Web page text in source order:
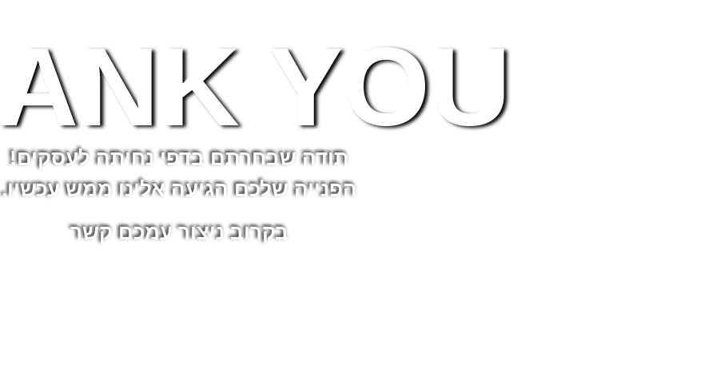
YOU
תודה שבחרתם בדפי נחיתה לעסקים!
הפנייה שלכם הגיעה אלינו ממש עכשיו.
בקרוב ניצור עמכם קשר